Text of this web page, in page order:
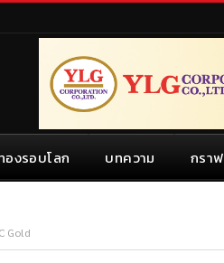
องรอบโลก บทความ กราฟ
Gold